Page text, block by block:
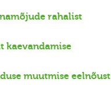
rahalist
kaevandamise
muutmise eelnõust